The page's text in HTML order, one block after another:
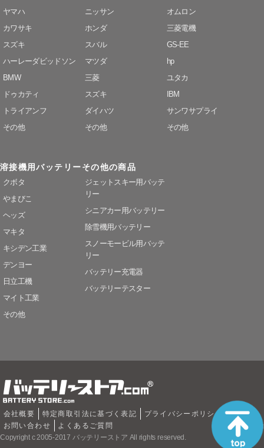
ヤマハ
カワサキ
スズキ
ハーレーダビッドソン
BMW
ドゥカティ
トライアンフ
その他
ニッサン
ホンダ
スバル
マツダ
三菱
スズキ
ダイハツ
その他
オムロン
三菱電機
GS-EE
hp
ユタカ
IBM
サンワサプライ
その他
溶接機用バッテリー
クボタ
やまびこ
ヘッズ
マキタ
キシデン工業
デンヨー
日立工機
マイト工業
その他
その他の商品
ジェットスキー用バッテ
リー
シニアカー用バッテリー
除雪機用バッテリー
スノーモービル用バッテ
リー
バッテリー充電器
バッテリーテスター
会社概要 特定商取引法に基づく表記
プライバシーポリシー
お問い合わせ
よくあるご質問
Copyright c 2005-2017 バッテリーストア All rights reserved.